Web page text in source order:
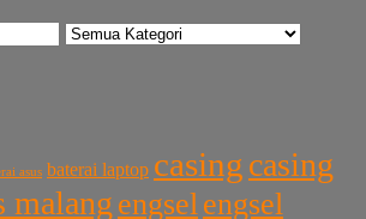
asus baterai laptop casing casing
malang engselengsel